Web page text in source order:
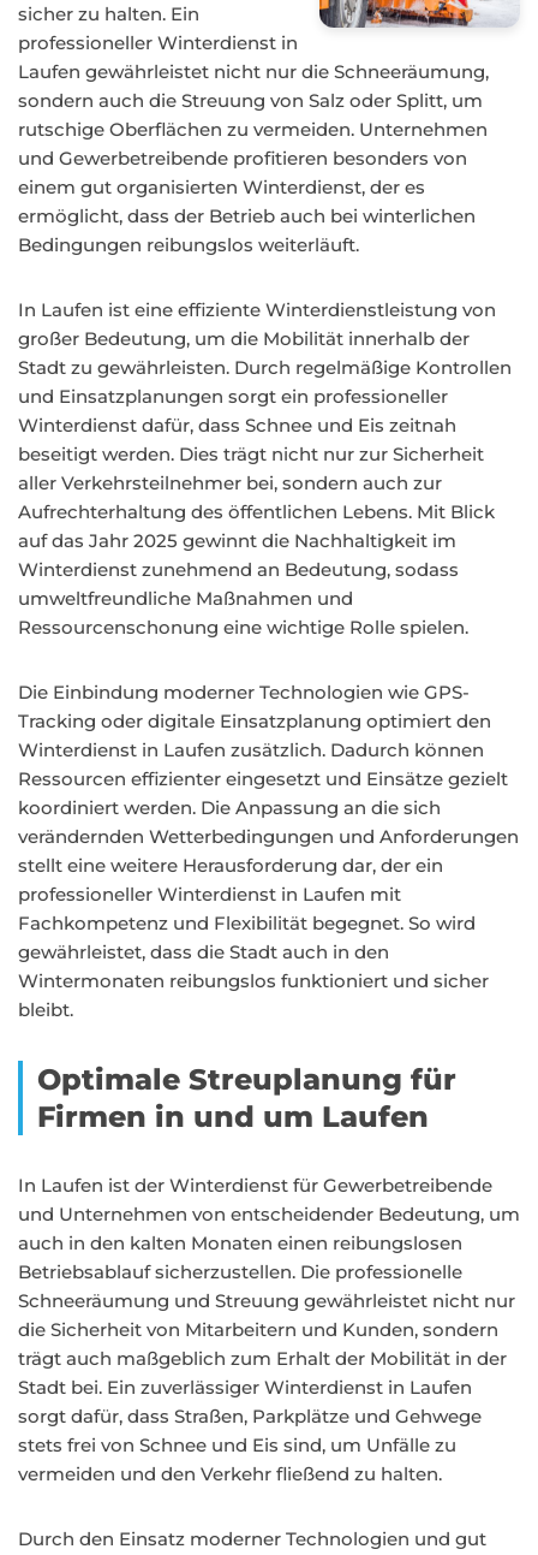
sicher zu halten. Ein
professioneller Winterdienst in
Laufen gewährleistet nicht nur die Schneeräumung,
sondern auch die Streuung von Salz oder Splitt, um
rutschige Oberflächen zu vermeiden. Unternehmen
und Gewerbetreibende profitieren besonders von
einem gut organisierten Winterdienst, der es
ermöglicht, dass der Betrieb auch bei winterlichen
Bedingungen reibungslos weiterläuft.
In Laufen ist eine effiziente Winterdienstleistung von
großer Bedeutung, um die Mobilität innerhalb der
Stadt zu gewährleisten. Durch regelmäßige Kontrollen
und Einsatzplanungen sorgt ein professioneller
Winterdienst dafür, dass Schnee und Eis zeitnah
beseitigt werden. Dies trägt nicht nur zur Sicherheit
aller Verkehrsteilnehmer bei, sondern auch zur
Aufrechterhaltung des öffentlichen Lebens. Mit Blick
auf das Jahr 2025 gewinnt die Nachhaltigkeit im
Winterdienst zunehmend an Bedeutung, sodass
umweltfreundliche Maßnahmen und
Ressourcenschonung eine wichtige Rolle spielen.
Die Einbindung moderner Technologien wie GPS-
Tracking oder digitale Einsatzplanung optimiert den
Winterdienst in Laufen zusätzlich. Dadurch können
Ressourcen effizienter eingesetzt und Einsätze gezielt
koordiniert werden. Die Anpassung an die sich
verändernden Wetterbedingungen und Anforderungen
stellt eine weitere Herausforderung dar, der ein
professioneller Winterdienst in Laufen mit
Fachkompetenz und Flexibilität begegnet. So wird
gewährleistet, dass die Stadt auch in den
Wintermonaten reibungslos funktioniert und sicher
bleibt.
Optimale Streuplanung für
Firmen in und um Laufen
In Laufen ist der Winterdienst für Gewerbetreibende
und Unternehmen von entscheidender Bedeutung, um
auch in den kalten Monaten einen reibungslosen
Betriebsablauf sicherzustellen. Die professionelle
Schneeräumung und Streuung gewährleistet nicht nur
die Sicherheit von Mitarbeitern und Kunden, sondern
trägt auch maßgeblich zum Erhalt der Mobilität in der
Stadt bei. Ein zuverlässiger Winterdienst in Laufen
sorgt dafür, dass Straßen, Parkplätze und Gehwege
stets frei von Schnee und Eis sind, um Unfälle zu
vermeiden und den Verkehr fließend zu halten.
Durch den Einsatz moderner Technologien und gut